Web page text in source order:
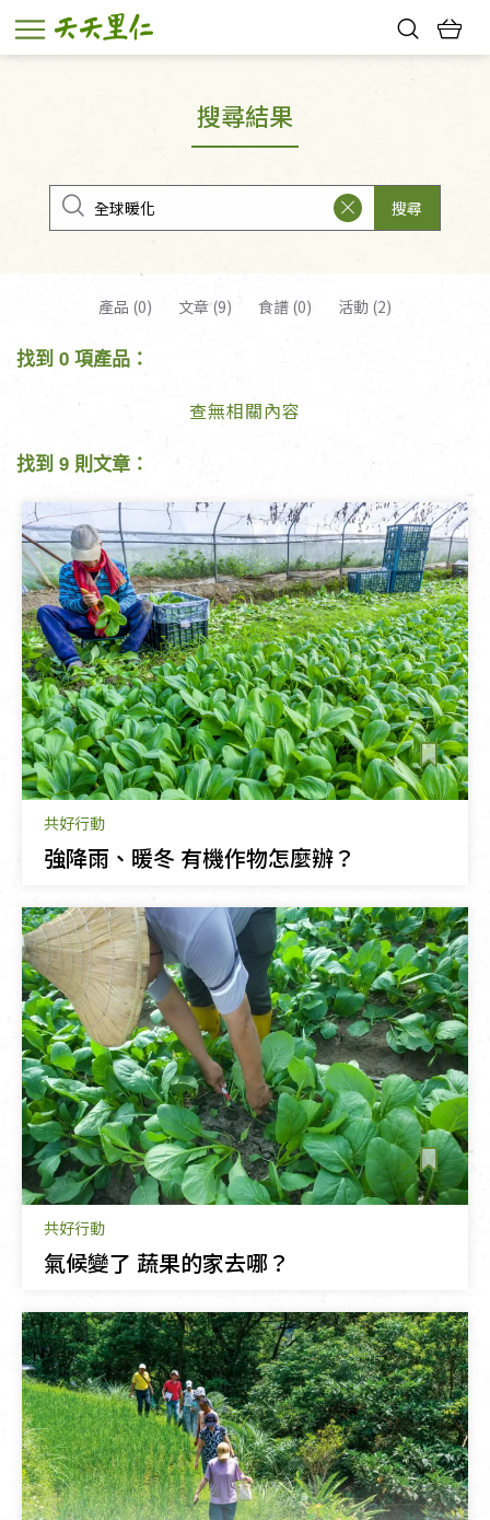
幸福節中獎名單
搜尋結果
搜尋
產品 (0) 文章 (9) 食譜 (0) 活動 (2)
找到 0 項產品：
查無相關內容
找到 9 則文章：
共好行動
強降雨、暖冬 有機作物怎麼辦？
共好行動
氣候變了 蔬果的家去哪？